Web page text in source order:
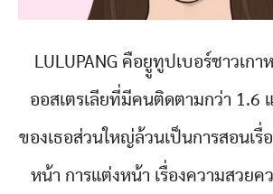
LULUPANG คือยููทูปเบอร์ชาวเก
ออสเตรเลียที่มีคนติดตามกว่า 1.6
ของเธอส่วนใหญ่ล้วนเป็นการสอนเรื่
หน้า การแต่งหน้า เรื่องความสวยค